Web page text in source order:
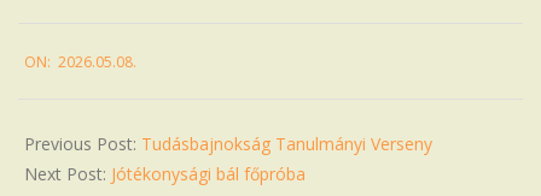
05-
ON: 2026.05.08.
Previous Post: Tudásbajnokság Tanulmányi Verseny
Next Post: Jótékonysági bál főpróba